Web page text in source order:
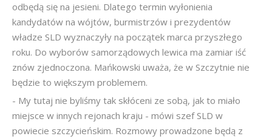
odbędą się na jesieni. Dlatego termin wyłonienia
kandydatów na wójtów, burmistrzów i prezydentów
władze SLD wyznaczyły na początek marca przyszłego
roku. Do wyborów samorządowych lewica ma zamiar iść
znów zjednoczona. Mańkowski uważa, że w Szczytnie nie
będzie to większym problemem.
- My tutaj nie byliśmy tak skłóceni ze sobą, jak to miało
miejsce w innych rejonach kraju - mówi szef SLD w
powiecie szczycieńskim. Rozmowy prowadzone będą z